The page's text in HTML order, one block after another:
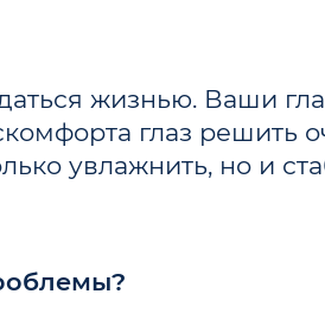
жизнью. Ваши
глаз
увлажнить, но и